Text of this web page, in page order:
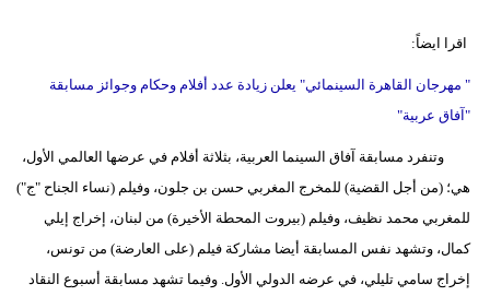
اقرا ايضاً:
" مهرجان القاهرة السينمائي" يعلن زيادة عدد أفلام وحكام وجوائز مسابقة
"آفاق عربية"
وتنفرد مسابقة آفاق السينما العربية، بثلاثة أفلام في عرضها العالمي الأول،
هي؛ (من أجل القضية) للمخرج المغربي حسن بن جلون، وفيلم (نساء الجناح "ج")
للمغربي محمد نظيف، وفيلم (بيروت المحطة الأخيرة) من لبنان، إخراج إيلي
كمال، وتشهد نفس المسابقة أيضا مشاركة فيلم (على العارضة) من تونس،
إخراج سامي تليلي، في عرضه الدولي الأول. وفيما تشهد مسابقة أسبوع النقاد